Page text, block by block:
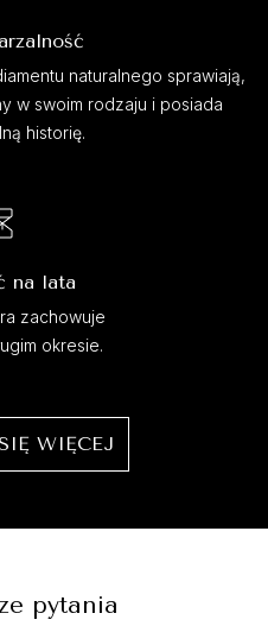
naturalnego sprawiają,
w swoim rodzaju i posiada
historię.
na lata
zachowuje
okresie.
WIĘCEJ
pytania